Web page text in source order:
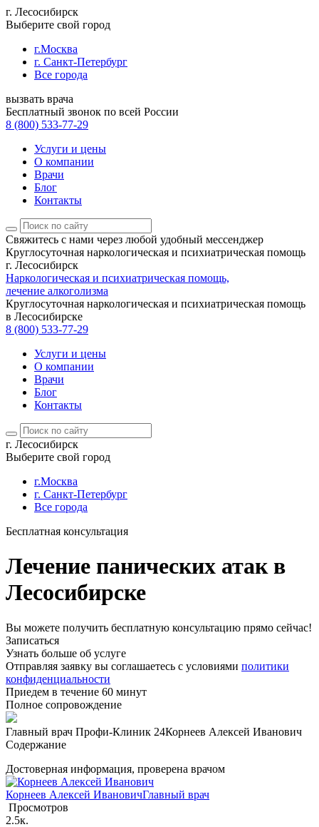
г. Лесосибирск
Выберите свой город
г.Москва
г. Санкт-Петербург
Все города
вызвать врача
Бесплатный звонок по всей России
8 (800) 533-77-29
Услуги и цены
О компании
Врачи
Блог
Контакты
Свяжитесь с нами через любой удобный мессенджер
Круглосуточная наркологическая и психиатрическая помощь
г. Лесосибирск
Наркологическая и психиатрическая помощь,
лечение алкоголизма
Круглосуточная наркологическая и психиатрическая помощь
в Лесосибирске
8 (800) 533-77-29
Услуги и цены
О компании
Врачи
Блог
Контакты
г. Лесосибирск
Выберите свой город
г.Москва
г. Санкт-Петербург
Все города
Бесплатная консультация
Лечение панических атак в
Лесосибирске
Вы можете получить бесплатную консультацию прямо сейчас!
Записаться
Узнать больше об услуге
Отправляя заявку вы соглашаетесь с условиями политики
конфиденциальности
Приедем в течение 60 минут
Полное сопровождение
Главный врач Профи-Клиник 24Корнеев Алексей Иванович
Содержание
Достоверная информация, проверена врачом
Корнеев Алексей ИвановичГлавный врач
Просмотров
2.5к.